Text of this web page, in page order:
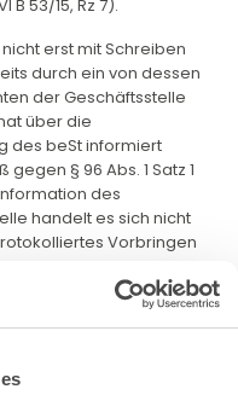
B 53/15, Rz 7).
erst mit Schreiben
durch ein von dessen
der Geschäftsstelle
über die
des beSt informiert
§ 96 Abs. 1 Satz 1
des
handelt es sich nicht
Vorbringen